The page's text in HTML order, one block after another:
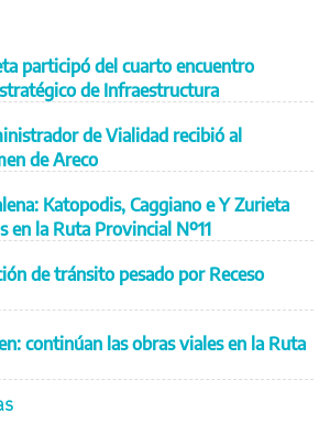
participó del cuarto encuentro
de Infraestructura
de Vialidad recibió al
de Areco
Katopodis, Caggiano e Y Zurieta
en la Ruta Provincial Nº11
de tránsito pesado por Receso
continúan las obras viales en la Ruta